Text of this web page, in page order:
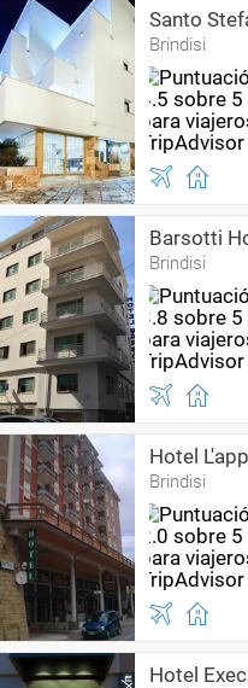
Santo
Brindisi
Barsotti
Brindisi
Hotel
Brindisi
Hotel